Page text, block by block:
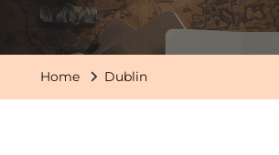
Home Dublin